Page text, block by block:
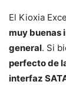
El Kioxia
muy buenas
general. Si
perfecto de
interfaz